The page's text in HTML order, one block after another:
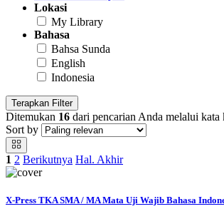
Lokasi
My Library
Bahasa
Bahsa Sunda
English
Indonesia
Terapkan Filter
Ditemukan 16 dari pencarian Anda melalui kata
Sort by
1 2 Berikutnya Hal. Akhir
X-Press TKA SMA / MA Mata Uji Wajib Bahasa